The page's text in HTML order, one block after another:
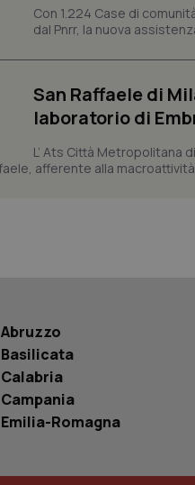
Con 1.224 Case di
dal Pnrr, la nuova
San Raffaele di
laboratorio di
L’ Ats Città Metropolitana
afferente alla
Abruzzo
Basilicata
Calabria
Campania
Emilia-Romagna
session-id
PHPSESSID
__Secure-YNID